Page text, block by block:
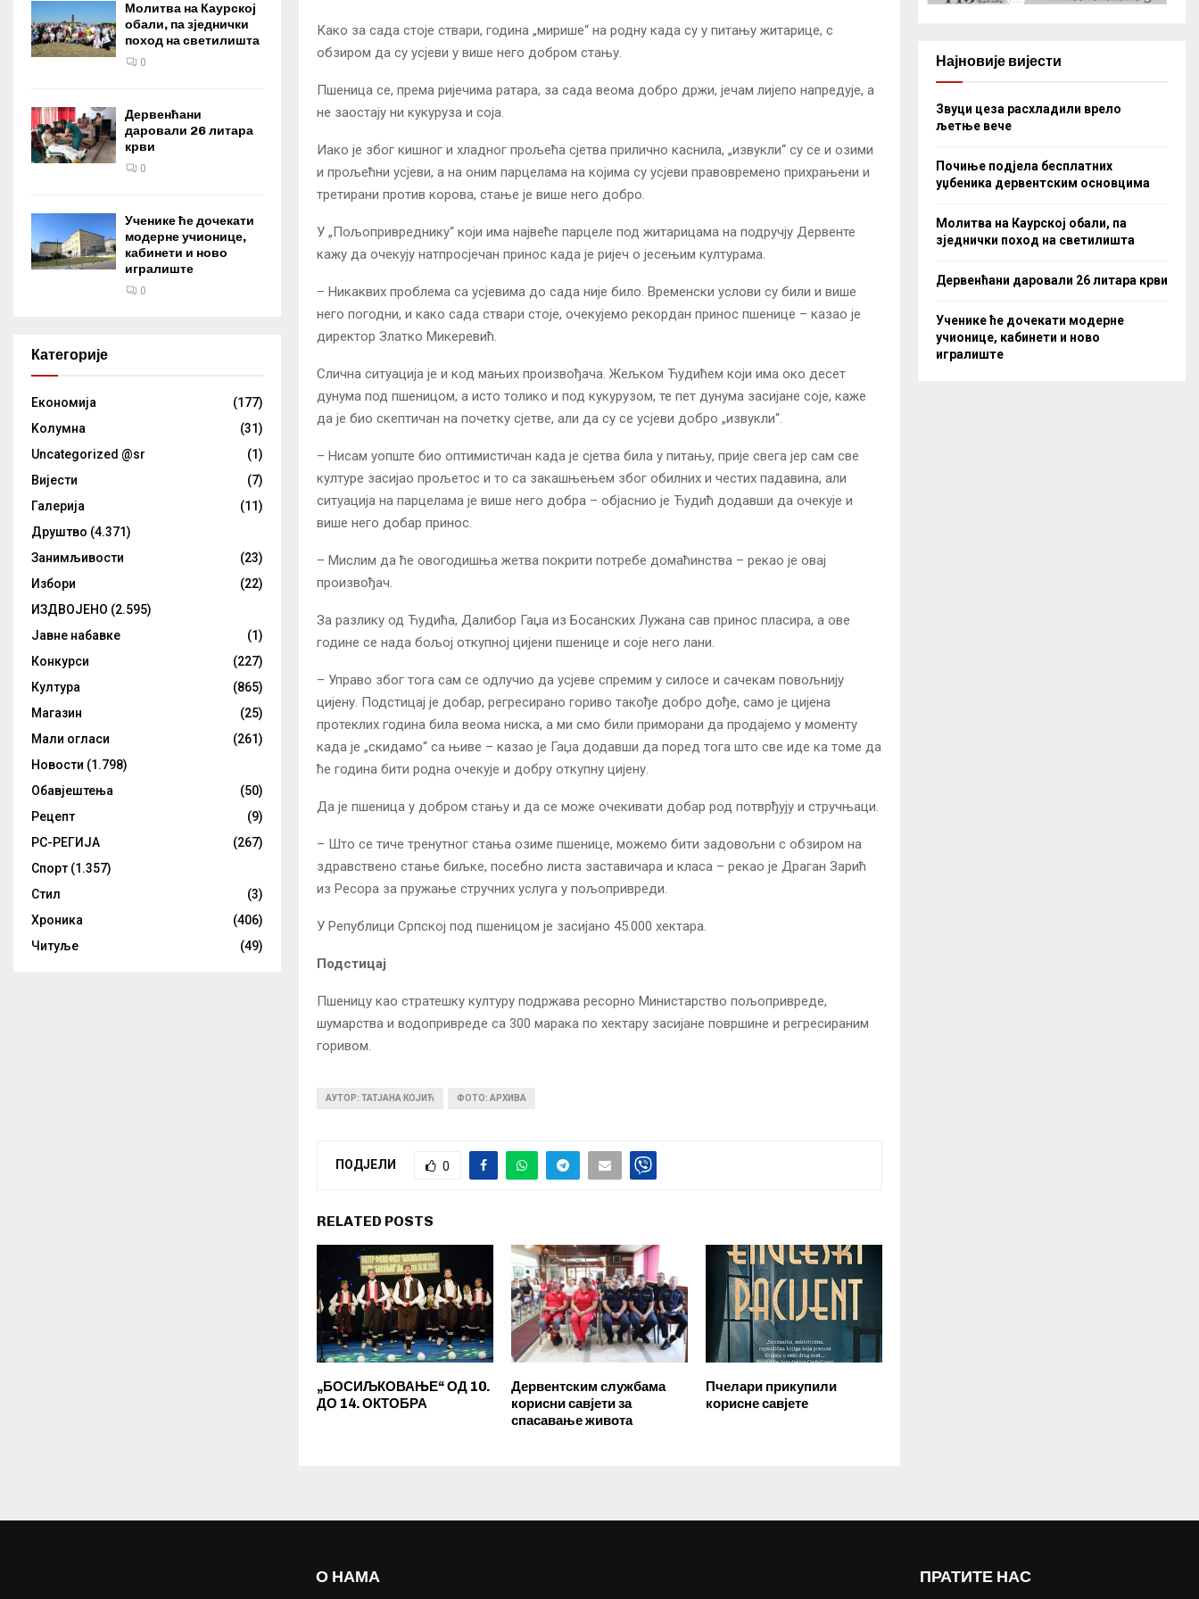
Како за сада стоје ствари, година „мирише“ на родну када су у питању житарице, с
обзиром да су усјеви у више него добром стању.
Пшеница се, према ријечима ратара, за сада веома добро држи, јечам лијепо напредује, а
не заостају ни кукуруза и соја.
Иако је због кишног и хладног прољећа сјетва прилично каснила, „извукли“ су се и озими
и прољећни усјеви, а на оним парцелама на којима су усјеви правовремено прихрањени и
третирани против корова, стање је више него добро.
У „Пољопривреднику“ који има највеће парцеле под житарицама на подручју Дервенте
кажу да очекују натпросјечан принос када је ријеч о јесењим културама.
– Никаквих проблема са усјевима до сада није било. Временски услови су били и више
него погодни, и како сада ствари стоје, очекујемо рекордан принос пшенице – казао је
директор Златко Микеревић.
Слична ситуација је и код мањих произвођача. Жељком Ћудићем који има око десет
дунума под пшеницом, а исто толико и под кукурузом, те пет дунума засијане соје, каже
да је био скептичан на почетку сјетве, али да су се усјеви добро „извукли“.
– Нисам уопште био оптимистичан када је сјетва била у питању, прије свега јер сам све
културе засијао прољетос и то са закашњењем због обилних и честих падавина, али
ситуација на парцелама је више него добра – објаснио је Ћудић додавши да очекује и
више него добар принос.
– Мислим да ће овогодишња жетва покрити потребе домаћинства – рекао је овај
произвођач.
За разлику од Ћудића, Далибор Гаџа из Босанских Лужана сав принос пласира, а ове
године се нада бољој откупној цијени пшенице и соје него лани.
– Управо због тога сам се одлучио да усјеве спремим у силосе и сачекам повољнију
цијену. Подстицај је добар, регресирано гориво такође добро дође, само је цијена
протеклих година била веома ниска, а ми смо били приморани да продајемо у моменту
када је „скидамо“ са њиве – казао је Гаџа додавши да поред тога што све иде ка томе да
ће година бити родна очекује и добру откупну цијену.
Да је пшеница у добром стању и да се може очекивати добар род потврђују и стручњаци.
– Што се тиче тренутног стања озиме пшенице, можемо бити задовољни с обзиром на
здравствено стање биљке, посебно листа заставичара и класа – рекао је Драган Зарић
из Ресора за пружање стручних услуга у пољопривреди.
У Републици Српској под пшеницом је засијано 45.000 хектара.
Подстицај
Пшеницу као стратешку културу подржава ресорно Министарство пољопривреде,
шумарства и водопривреде са 300 марака по хектару засијане површине и регресираним
горивом.
АУТОР: ТАТЈАНА КОЈИЋ ФОТО: АРХИВА
ПОДЈЕЛИ 0
RELATED POSTS
„БОСИЉКОВАЊЕ“ ОД 10.
ДО 14. ОКТОБРА
Дервентским службама
корисни савјети за
спасавање живота
Пчелари прикупили
корисне савјете
Молитва на Каурској
обали, па зједнички
поход на светилишта
0
Дервенћани
даровали 26 литара
крви
0
Ученике ће дочекати
модерне учионице,
кабинети и ново
игралиште
0
Категорије
Eкономија
(177)
Kолумнa
(31)
Uncategorized @sr
(1)
Вијести
(7)
Галерија
(11)
Друштво (4.371)
Занимљивости
(23)
Избори
(22)
ИЗДВОЈЕНО (2.595)
Јавне набавке
(1)
Конкурси
(227)
Култура
(865)
Магазин
(25)
Мали огласи
(261)
Новости (1.798)
Обавјештења
(50)
Рецепт
(9)
РС-РЕГИЈА
(267)
Спорт (1.357)
Стил
(3)
Хроника
(406)
Читуље
(49)
Најновије вијести
Звуци цеза расхладили врело
љетње вече
Почиње подјела бесплатних
уџбеника дервентским основцима
Молитва на Каурској обали, па
зједнички поход на светилишта
Дервенћани даровали 26 литара крви
Ученике ће дочекати модерне
учионице, кабинети и ново
игралиште
О НАМА ПРАТИТЕ НАС